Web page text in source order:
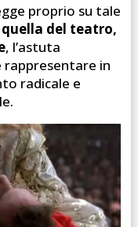
proprio su tale
quella del teatro,
, l’astuta
rappresentare in
radicale e